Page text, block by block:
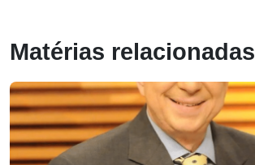
Matérias relacionadas